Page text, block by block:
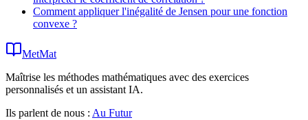
\geq
a)
Comment appliquer l'inégalité de Jensen pour une fonction
convexe ?
MetMat
Maîtrise les méthodes mathématiques avec des exercices
personnalisés et un assistant IA.
Ils parlent de nous : Au Futur